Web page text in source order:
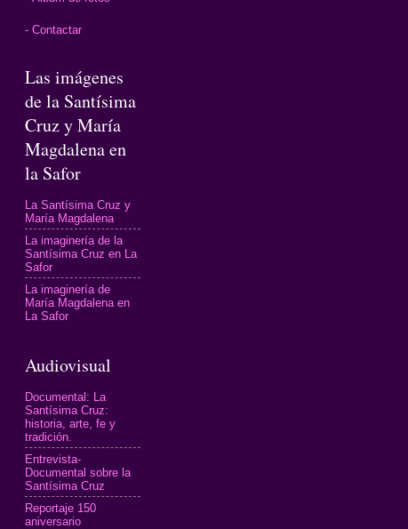
- Contactar
Las imágenes
de la Santísima
Cruz y María
Magdalena en
la Safor
La Santísima Cruz y
María Magdalena
La imaginería de la
Santísima Cruz en La
Safor
La imaginería de
María Magdalena en
La Safor
Audiovisual
Documental: La
Santísima Cruz:
historia, arte, fe y
tradición.
Entrevista-
Documental sobre la
Santísima Cruz
Reportaje 150
aniversario